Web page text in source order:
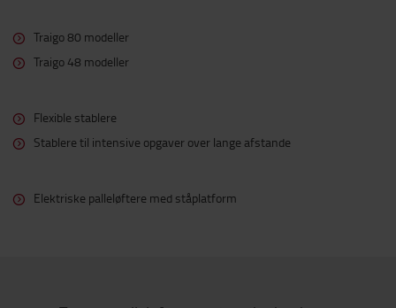
Traigo 80 modeller
Traigo 48 modeller
Flexible stablere
Stablere til intensive opgaver over lange afstande
Elektriske palleløftere med ståplatform